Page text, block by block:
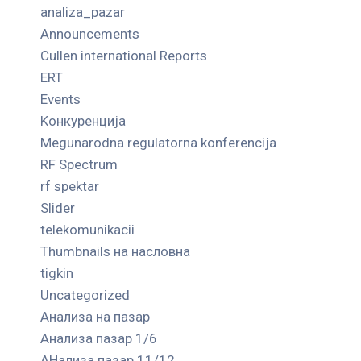
analiza_pazar
Announcements
Cullen international Reports
ERT
Events
Kонкуренција
Megunarodna regulatorna konferencija
RF Spectrum
rf spektar
Slider
telekomunikacii
Thumbnails на насловна
tigkin
Uncategorized
Анализа на пазар
Анализа пазар 1/6